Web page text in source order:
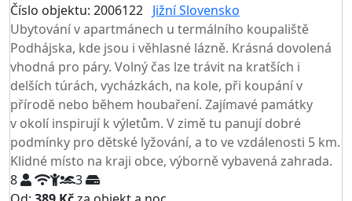
Číslo objektu: 2006122 Jižní Slovensko
Ubytování v apartmánech u termálního koupaliště
Podhájska, kde jsou i věhlasné lázně. Krásná dovolená
vhodná pro páry. Volný čas lze trávit na kratších i
delších túrách, vycházkách, na kole, při koupání v
přírodě nebo během houbaření. Zajímavé památky
v okolí inspirují k výletům. V zimě tu panují dobré
podmínky pro dětské lyžování, a to ve vzdálenosti 5 km.
Klidné místo na kraji obce, výborně vybavená zahrada.
8
3